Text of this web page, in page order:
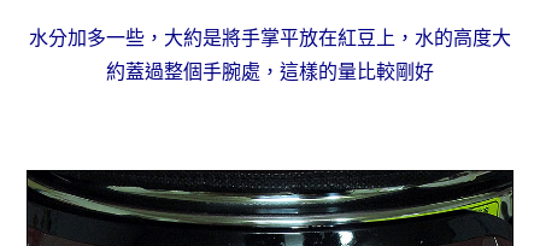
水分加多一些，大約是將手掌平放在紅豆上，水的高度大
約蓋過整個手腕處，這樣的量比較剛好